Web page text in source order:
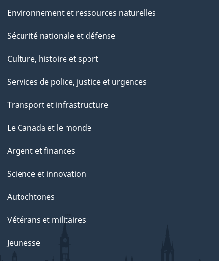
Environnement et ressources naturelles
Sécurité nationale et défense
Culture, histoire et sport
Services de police, justice et urgences
Transport et infrastructure
Le Canada et le monde
Argent et finances
Science et innovation
Autochtones
Vétérans et militaires
Jeunesse